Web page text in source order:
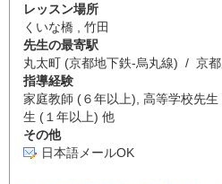
レッスン場所
くいな橋 , 竹田
先生の最寄駅
丸太町 (京都地下鉄-烏丸線) / 京
指導経験
家庭教師 (６年以上), 高等学校先
生 (１年以上) 他
その他
日本語メールOK